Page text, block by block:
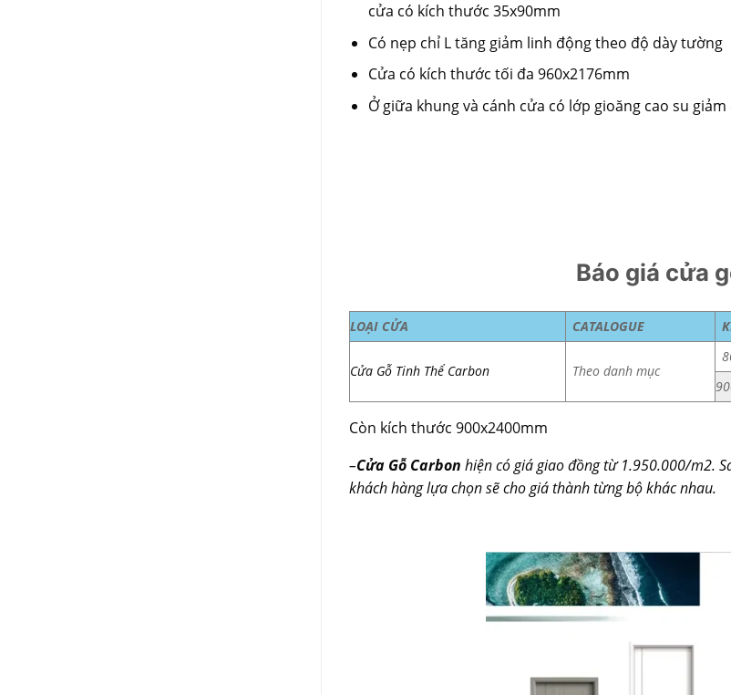
cửa có kích thước 35x90mm
Có nẹp chỉ L tăng giảm linh động theo độ dày tường
Cửa có kích thước tối đa 960x2176mm
Ở giữa khung và cánh cửa có lớp gioăng cao su giảm
Báo giá cửa
LOẠI CỬA CATALOGUE
Cửa Gỗ Tinh Thể Carbon Theo danh mục
Còn kích thước 900x2400mm
–Cửa Gỗ Carbon hiện có giá giao đồng từ 1.950.000/m2.
khách hàng lựa chọn sẽ cho giá thành từng bộ khác nhau.